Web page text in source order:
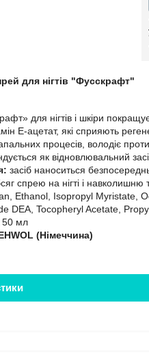
для нігтів "Фусскрафт"
для нігтів і шкіри
E-ацетат, які сприяють
процесів, володіє
як відновлювальний
засіб наноситься
спрею на нігті і навколишню
Ethanol, Isopropyl Myristate,
DEA, Tocopheryl Acetate,
50 мл
(Німеччина)